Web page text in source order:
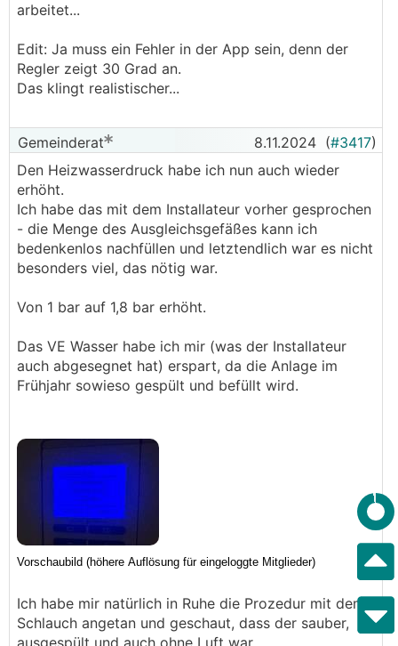
arbeitet...
Edit: Ja muss ein Fehler in der App sein, denn der
Regler zeigt 30 Grad an.
Das klingt realistischer...
Gemeinderat 8.11.2024 (#3417)
Den Heizwasserdruck habe ich nun auch wieder
erhöht.
Ich habe das mit dem Installateur vorher gesprochen
- die Menge des Ausgleichsgefäßes kann ich
bedenkenlos nachfüllen und letztendlich war es nicht
besonders viel, das nötig war.
Von 1 bar auf 1,8 bar erhöht.
Das VE Wasser habe ich mir (was der Installateur
auch abgesegnet hat) erspart, da die Anlage im
Frühjahr sowieso gespült und befüllt wird.
Ich habe mir natürlich in Ruhe die Prozedur mit dem
Schlauch angetan und geschaut, dass der sauber,
ausgespült und auch ohne Luft war.